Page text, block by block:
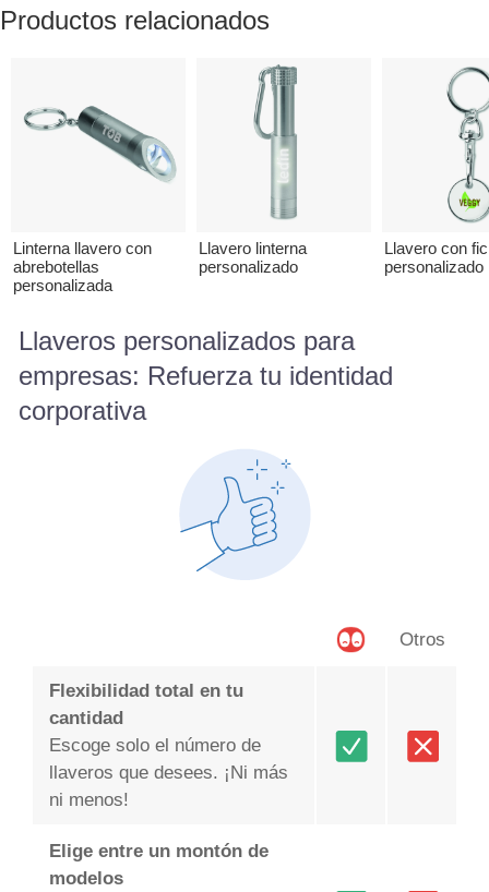
Productos relacionados
Linterna llavero con
abrebotellas
personalizada
Llavero linterna
personalizado
Llavero con
personalizado
Llaveros personalizados para
empresas: Refuerza tu identidad
corporativa
Otros
Flexibilidad total en tu
cantidad
Escoge solo el número de
llaveros que desees. ¡Ni más
ni menos!
Elige entre un montón de
modelos